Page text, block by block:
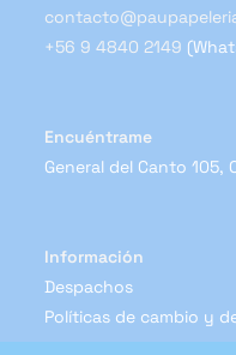
+56 9 4840 2149
Encuéntrame
General del Canto 105,
Información
Despachos
Políticas de cambio y